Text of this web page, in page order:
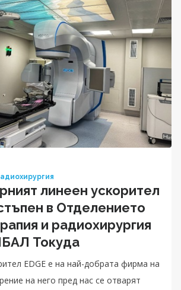
линеен ускорител
в Отделението
и радиохирургия
Токуда
EDGE е на най-добрата фирма на
на него пред нас се отварят